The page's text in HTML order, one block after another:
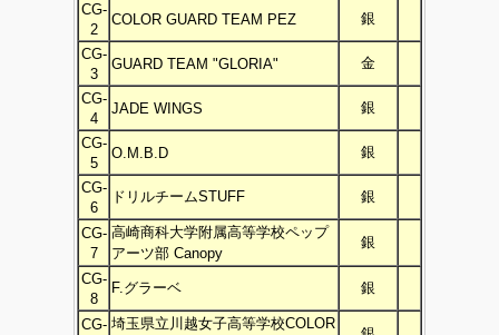
CG-
2
COLOR GUARD TEAM PEZ 銀
CG-
3
GUARD TEAM "GLORIA" 金
CG-
4
JADE WINGS 銀
CG-
5
O.M.B.D 銀
CG-
6
ドリルチームSTUFF 銀
CG-
7
高崎商科大学附属高等学校ペップ
アーツ部 Canopy
銀
CG-
8
F.グラーベ 銀
CG- 埼玉県立川越女子高等学校COLOR